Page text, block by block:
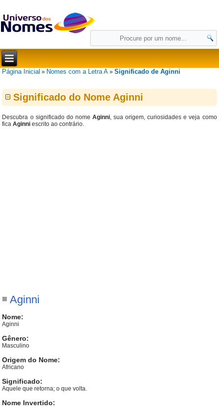
Página Inicial » Nomes com a Letra A »Significado de Aginni
Significado do Nome Aginni
Descubra o significado do nome Aginni, sua origem, curiosidades e veja como
ficaAginni escrito ao contrário.
Aginni
Nome:
Aginni
Gênero:
Masculino
Origem do Nome:
Africano
Significado:
Aquele que retorna; o que volta.
Nome Invertido: